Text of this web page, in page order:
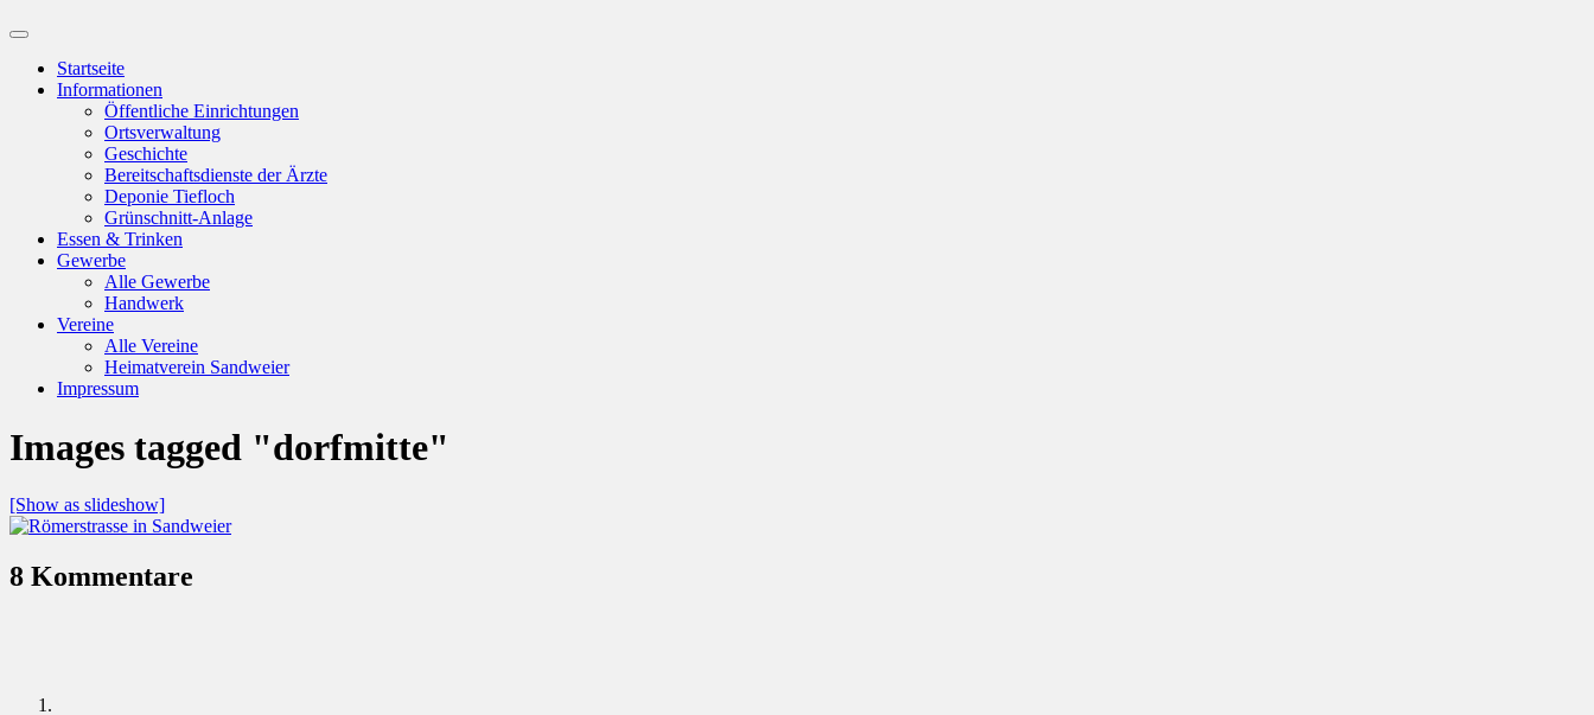
Suchfeld
ein-/ausblenden
Startseite
Informationen
Öffentliche Einrichtungen
Ortsverwaltung
Geschichte
Bereitschaftsdienste der Ärzte
Deponie Tiefloch
Grünschnitt-Anlage
Essen & Trinken
Gewerbe
Alle Gewerbe
Handwerk
Vereine
Alle Vereine
Heimatverein Sandweier
Impressum
Images tagged "dorfmitte"
[Show as slideshow]
8 Kommentare